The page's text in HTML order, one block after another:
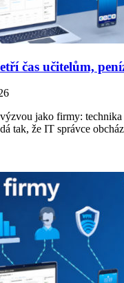
čas učitelům,
jako firmy:
tak, že IT správce